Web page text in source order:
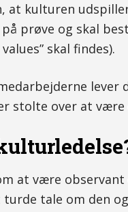
at kulturen
prøve og skal
skal findes).
lever
stolte over at
at være
tale om den